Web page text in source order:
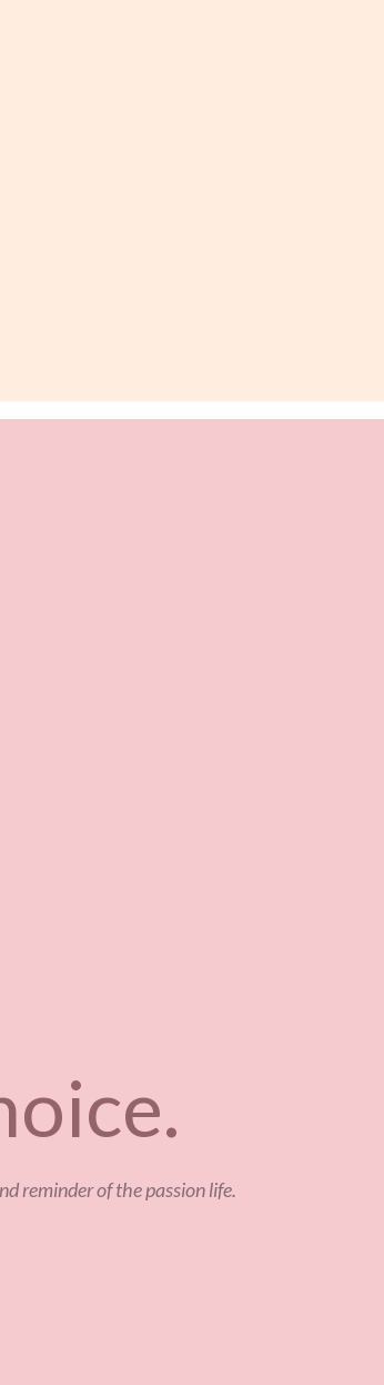
reminder of the passion life.